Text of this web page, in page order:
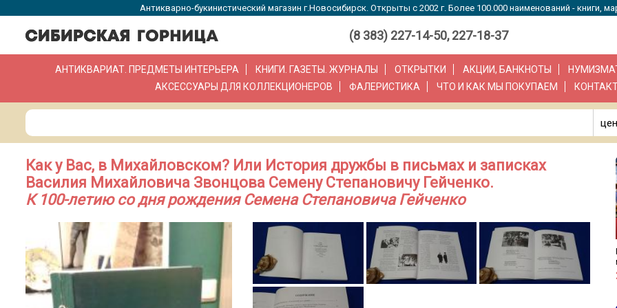
Антикварно-букинистический магазин г.Новосибирск. Открыты с 2002 г. Более 100.000 наименований - книги,
(8 383) 227-14-50, 227-18-37
АНТИКВАРИАТ. ПРЕДМЕТЫ ИНТЕРЬЕРА КНИГИ. ГАЗЕТЫ. ЖУРНАЛЫ ОТКРЫТКИ АКЦИИ, БАНКНОТЫ
АКСЕССУАРЫ ДЛЯ КОЛЛЕКЦИОНЕРОВ
ФАЛЕРИСТИКА ЧТО И КАК МЫ ПОКУПАЕМ
Как у Вас, в Михайловском? Или История дружбы в письмах и записках
Василия Михайловича Звонцова Семену Степановичу Гейченко.
К 100-летию со дня рождения Семена Степановича Гейченко